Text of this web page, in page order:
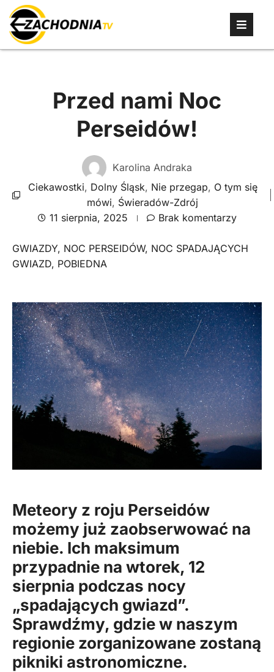
Przed nami Noc
Perseidów!
Karolina Andraka
Ciekawostki, Dolny Śląsk, Nie przegap, O tym się
mówi, Świeradów-Zdrój
11 sierpnia, 2025
Brak komentarzy
GWIAZDY, NOC PERSEIDÓW, NOC SPADAJĄCYCH
GWIAZD, POBIEDNA
Meteory z roju Perseidów
możemy już zaobserwować na
niebie. Ich maksimum
przypadnie na wtorek, 12
sierpnia podczas nocy
„spadających gwiazd”.
Sprawdźmy, gdzie w naszym
regionie zorganizowane zostaną
pikniki astronomiczne.